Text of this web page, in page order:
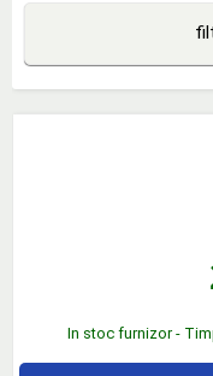
In stoc furnizor -